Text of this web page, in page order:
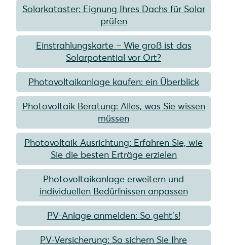
Solarkataster: Eignung Ihres Dachs für Solar
prüfen
Einstrahlungskarte – Wie groß ist das
Solarpotential vor Ort?
Photovoltaikanlage kaufen: ein Überblick
Photovoltaik Beratung: Alles, was Sie wissen
müssen
Photovoltaik-Ausrichtung: Erfahren Sie, wie
Sie die besten Erträge erzielen
Photovoltaikanlage erweitern und
individuellen Bedürfnissen anpassen
PV-Anlage anmelden: So geht’s!
PV-Versicherung: So sichern Sie Ihre